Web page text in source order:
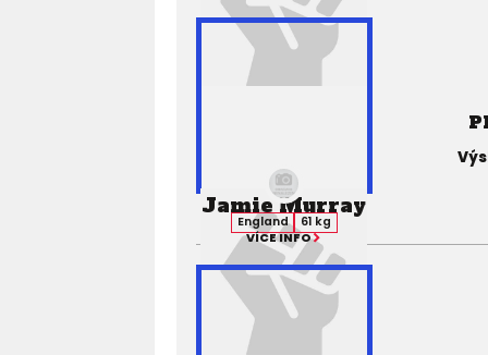
Jamie Murray
England
61 kg
VÍCE INFO